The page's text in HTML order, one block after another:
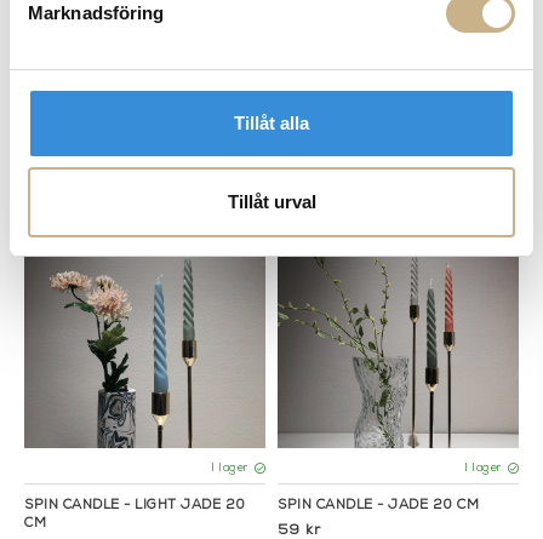
Marknadsföring
Tillåt alla
Tillåt urval
20 CM
I lager
SPIN CANDLE - LIGHT JADE 20
CM
I lager
SPIN CANDLE - JADE 20 CM
59 kr